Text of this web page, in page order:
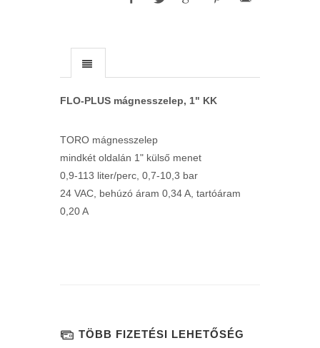
FLO-PLUS mágnesszelep, 1" KK
TORO mágnesszelep
mindkét oldalán 1" külső menet
0,9-113 liter/perc, 0,7-10,3 bar
24 VAC, behúzó áram 0,34 A, tartóáram
0,20 A
TÖBB FIZETÉSI LEHETŐSÉG